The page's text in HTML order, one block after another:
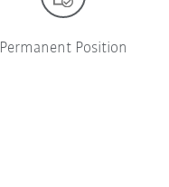
Permanent Position